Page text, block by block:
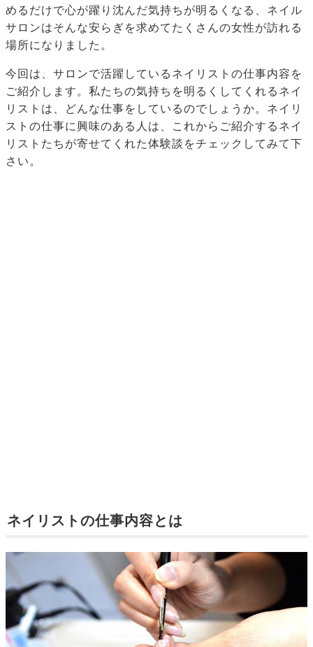
めるだけで心が躍り沈んだ気持ちが明るくなる、ネイル
サロンはそんな安らぎを求めてたくさんの女性が訪れる
場所になりました。
今回は、サロンで活躍しているネイリストの仕事内容を
ご紹介します。私たちの気持ちを明るくしてくれるネイ
リストは、どんな仕事をしているのでしょうか。ネイリ
ストの仕事に興味のある人は、これからご紹介するネイ
リストたちが寄せてくれた体験談をチェックしてみて下
さい。
ネイリストの仕事内容とは